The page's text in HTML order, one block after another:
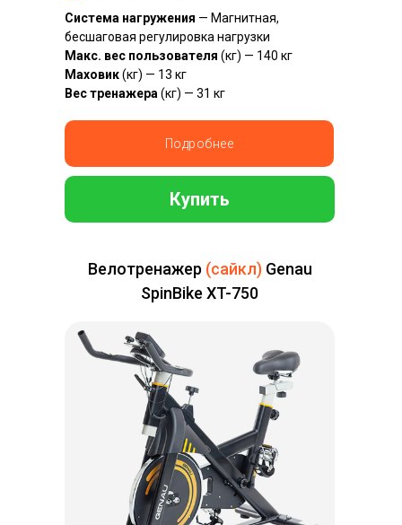
Велотренажер (сайкл)Genau
SpinBike XT-750
Подробнее
Система нагружения — Магнитная,
бесшаговая регулировка нагрузки
Макс. вес пользователя (кг) — 140 кг
Маховик(кг) — 13 кг
Вес тренажера (кг) — 31 кг
Купить